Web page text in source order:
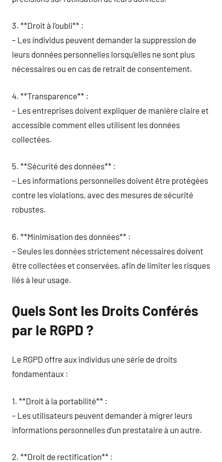
3. **Droit à l’oubli** :
– Les individus peuvent demander la suppression de
leurs données personnelles lorsqu’elles ne sont plus
nécessaires ou en cas de retrait de consentement.
4. **Transparence** :
– Les entreprises doivent expliquer de manière claire et
accessible comment elles utilisent les données
collectées.
5. **Sécurité des données** :
– Les informations personnelles doivent être protégées
contre les violations, avec des mesures de sécurité
robustes.
6. **Minimisation des données** :
– Seules les données strictement nécessaires doivent
être collectées et conservées, afin de limiter les risques
liés à leur usage.
Quels Sont les Droits Conférés
par le RGPD ?
Le RGPD offre aux individus une série de droits
fondamentaux :
1. **Droit à la portabilité** :
– Les utilisateurs peuvent demander à migrer leurs
informations personnelles d’un prestataire à un autre.
2. **Droit de rectification** :